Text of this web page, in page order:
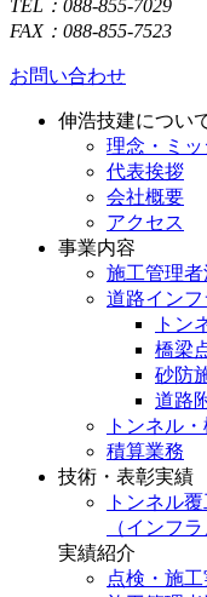
TEL：088-855-7029
FAX：088-855-7523
お問い合わせ
伸浩技建につい
理念・ミ
代表挨拶
会社概要
アクセス
事業内容
施工管理者
道路インフ
トン
橋梁
砂防
道路
トンネル
積算業務
技術・表彰実績
トンネル
（インフ
実績紹介
点検・施